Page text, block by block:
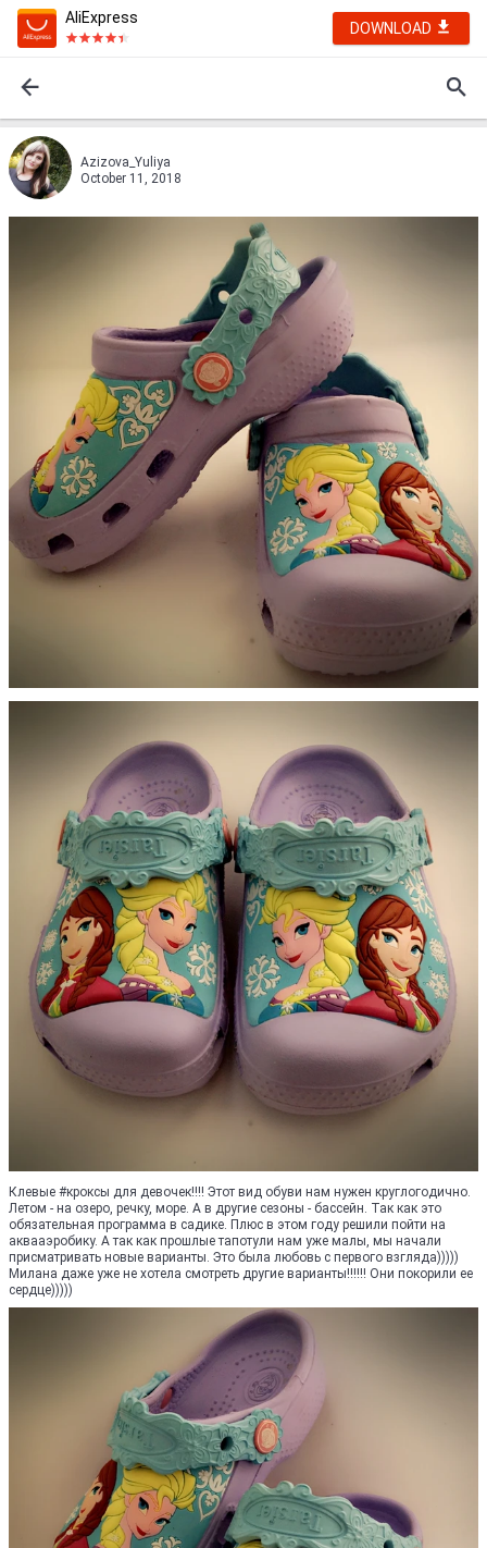
AliExpress
DOWNLOAD
Azizova_Yuliya
October 11, 2018
Клевые #кроксы для девочек!!!! Этот вид обуви нам нужен круглогодично.
Летом - на озеро, речку, море. А в другие сезоны - бассейн. Так как это
обязательная программа в садике. Плюс в этом году решили пойти на
аквааэробику. А так как прошлые тапотули нам уже малы, мы начали
присматривать новые варианты. Это была любовь с первого взгляда)))))
Милана даже уже не хотела смотреть другие варианты!!!!!! Они покорили ее
сердце)))))